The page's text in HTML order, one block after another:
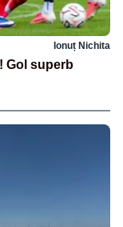
Ionuț Nichita
Gol superb